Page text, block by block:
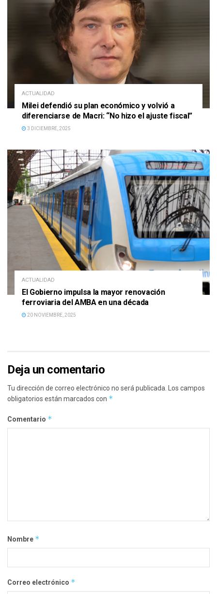
ACTUALIDAD
Milei defendió su plan económico y volvió a
diferenciarse de Macri: “No hizo el ajuste fiscal”
3 DICIEMBRE, 2025
ACTUALIDAD
El Gobierno impulsa la mayor renovación
ferroviaria del AMBA en una década
20 NOVIEMBRE, 2025
Deja un comentario
Tu dirección de correo electrónico no será publicada. Los campos
obligatorios están marcados con *
Comentario *
Nombre *
Correo electrónico *